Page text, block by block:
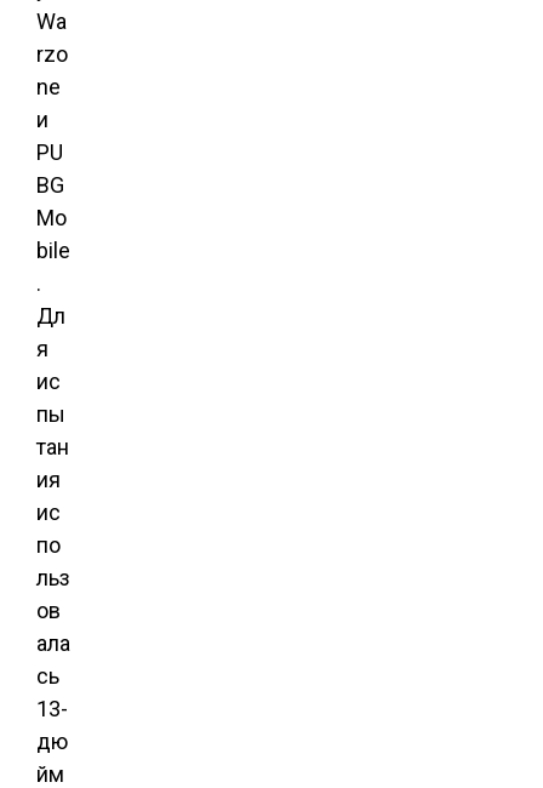
Wa
rzo
ne
и
PU
BG
Mo
bile
.
Дл
я
ис
пы
тан
ия
ис
по
льз
ов
ала
сь
13-
дю
йм